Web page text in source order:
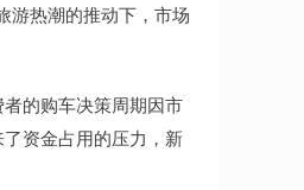
游热潮的推动下，市场
的购车决策周期因市
资金占用的压力，新